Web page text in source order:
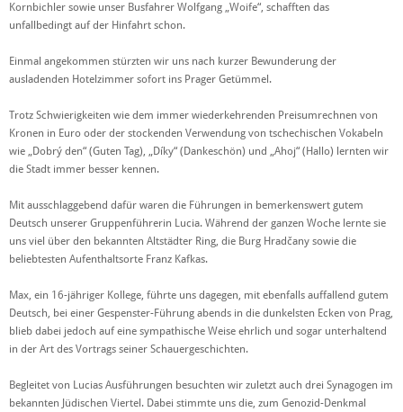
Kornbichler sowie unser Busfahrer Wolfgang „Woife“, schafften das
unfallbedingt auf der Hinfahrt schon.
Einmal angekommen stürzten wir uns nach kurzer Bewunderung der
ausladenden Hotelzimmer sofort ins Prager Getümmel.
Trotz Schwierigkeiten wie dem immer wiederkehrenden Preisumrechnen von
Kronen in Euro oder der stockenden Verwendung von tschechischen Vokabeln
wie „Dobrý den“ (Guten Tag), „Díky“ (Dankeschön) und „Ahoj“ (Hallo) lernten wir
die Stadt immer besser kennen.
Mit ausschlaggebend dafür waren die Führungen in bemerkenswert gutem
Deutsch unserer Gruppenführerin Lucia. Während der ganzen Woche lernte sie
uns viel über den bekannten Altstädter Ring, die Burg Hradčany sowie die
beliebtesten Aufenthaltsorte Franz Kafkas.
Max, ein 16-jähriger Kollege, führte uns dagegen, mit ebenfalls auffallend gutem
Deutsch, bei einer Gespenster-Führung abends in die dunkelsten Ecken von Prag,
blieb dabei jedoch auf eine sympathische Weise ehrlich und sogar unterhaltend
in der Art des Vortrags seiner Schauergeschichten.
Begleitet von Lucias Ausführungen besuchten wir zuletzt auch drei Synagogen im
bekannten Jüdischen Viertel. Dabei stimmte uns die, zum Genozid-Denkmal